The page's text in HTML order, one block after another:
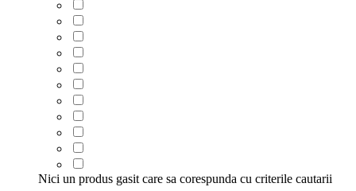
Nici un produs gasit care sa corespunda cu criterile cautarii